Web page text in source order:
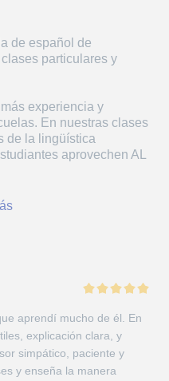
de español de
particulares y
experiencia y
En nuestras clases
de la lingüística
aprovechen AL
aprendí mucho de él. En
explicación clara, y
simpático, paciente y
y enseña la manera